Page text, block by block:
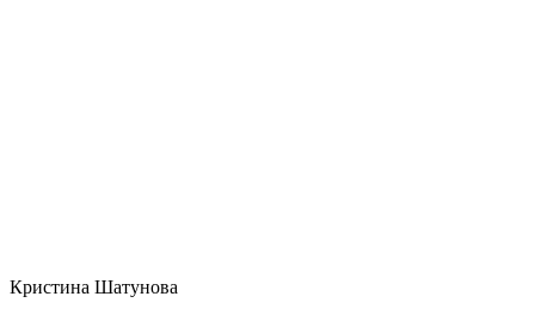
Кристина Шатунова